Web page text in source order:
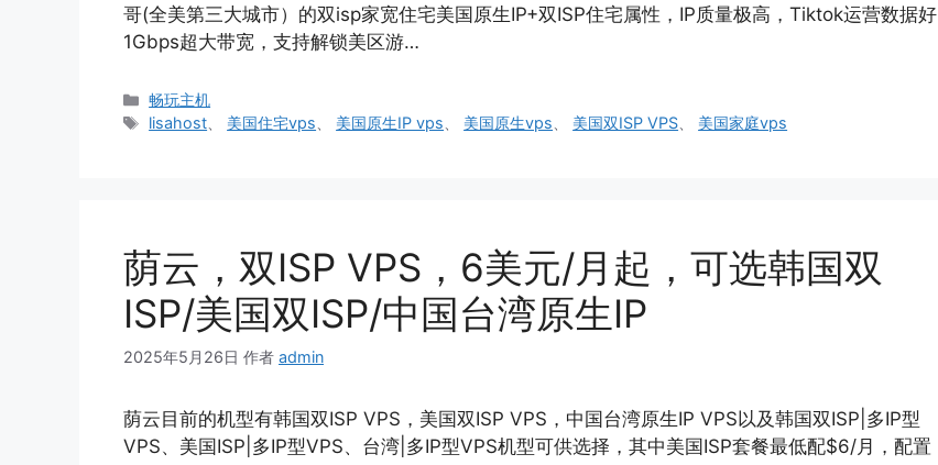
哥(全美第三大城市）的双isp家宽住宅美国原生IP+双ISP住宅属性，IP质量极高，Tiktok运营数据好
1Gbps超大带宽，支持解锁美区游…
分
类
畅玩主机
标
lisahost 美国住宅vps 美国原生IP vps 美国原生vps 美国双ISP VPS 美国家庭vps
荫云，双ISP VPS，6美元/月起，可选韩国双
ISP/美国双ISP/中国台湾原生IP
2025年5月26日 作者 admin
荫云目前的机型有韩国双ISP VPS，美国双ISP VPS，中国台湾原生IP VPS以及韩国双ISP|多IP型
VPS、美国ISP|多IP型VPS、台湾|多IP型VPS机型可供选择，其中美国ISP套餐最低配$6/月，配置